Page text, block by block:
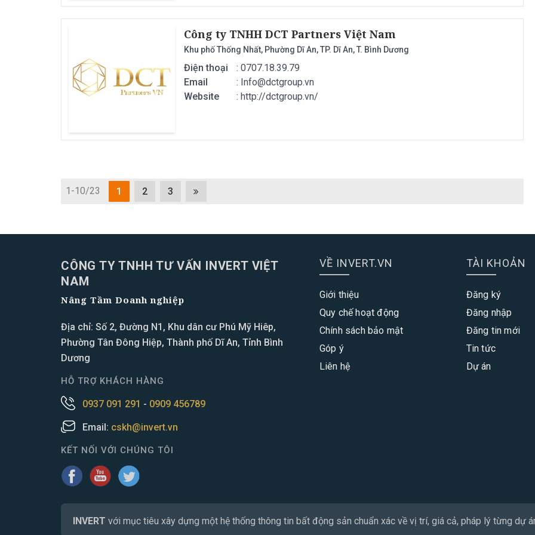
​​​​​​​Công ty TNHH DCT Partners Việt Nam
Khu phố Thống Nhất, Phường Dĩ An, TP. Dĩ An, T. Bình Dương
Điện thoại
: 0707.18.39.79
Email
: Info@dctgroup.vn
Website
: http://dctgroup.vn/
1-10/23 1 2 3
CÔNG TY TNHH TƯ VẤN INVERT VIỆT
NAM
Nâng Tầm Doanh nghiệp
Địa chỉ: Số 2, Đường N1, Khu dân cư Phú Mỹ Hiêp,
Phường Tân Đông Hiệp, Thành phố Dĩ An, Tỉnh Bình
Dương
HỖ TRỢ KHÁCH HÀNG
0937 091 291 - 0909 456789
Email: cskh@invert.vn
KẾT NỐI VỚI CHÚNG TÔI
VỀ INVERT.VN
Giới thiệu
Quy chế hoạt động
Chính sách bảo mật
Góp ý
Liên hệ
TÀI KHOẢN
Đăng ký
Đăng nhập
Đăng tin mới
Tin tức
Dự án
INVERT với mục tiêu xây dựng một hệ thống thông tin bất động sản chuẩn xác về vị trí, giá cả, pháp lý từng dự